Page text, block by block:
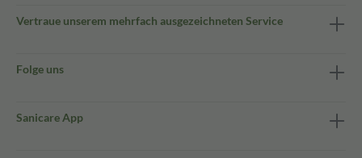
Vertraue unserem mehrfach ausgezeichneten Service
Folge uns
Sanicare App